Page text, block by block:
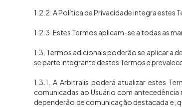
1.2.2. A Política de Privacidade integra estes
1.2.3. Estes Termos aplicam-se a todas as
1.3. Termos adicionais poderão se aplicar a
se parte integrante destes Termos e
1.3.1. A Arbitralis poderá atualizar estes
comunicadas ao Usuário com
dependerão de comunicação destacada e,